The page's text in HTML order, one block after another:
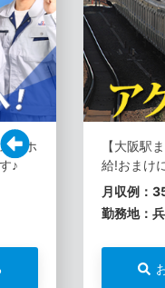
マホ
♪
【大阪駅
給!おまけ
月収例：
勤務地：